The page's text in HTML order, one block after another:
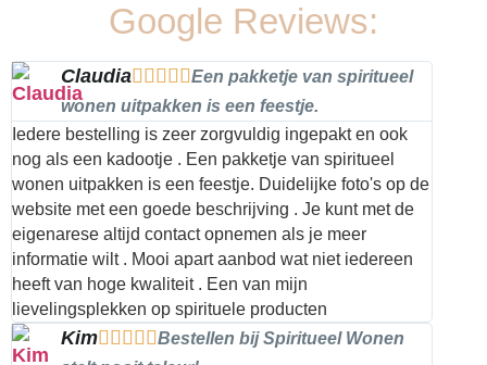
Google Reviews:
Claudia    Een pakketje van spiritueel
wonen uitpakken is een feestje.
Iedere bestelling is zeer zorgvuldig ingepakt en ook
nog als een kadootje . Een pakketje van spiritueel
wonen uitpakken is een feestje. Duidelijke foto's op de
website met een goede beschrijving . Je kunt met de
eigenarese altijd contact opnemen als je meer
informatie wilt . Mooi apart aanbod wat niet iedereen
heeft van hoge kwaliteit . Een van mijn
lievelingsplekken op spirituele producten
Kim    Bestellen bij Spiritueel Wonen